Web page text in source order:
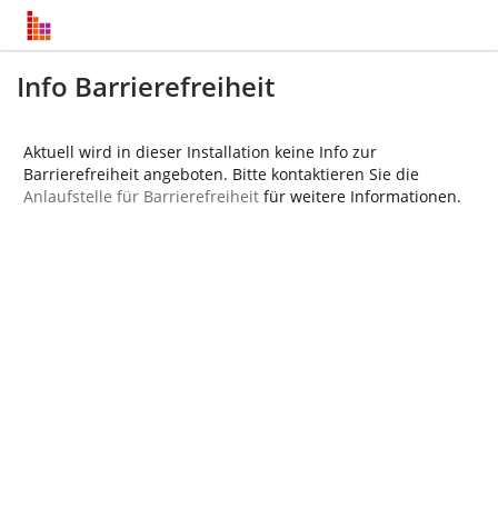
Info Barrierefreiheit
Aktuell wird in dieser Installation keine Info zur
Barrierefreiheit angeboten. Bitte kontaktieren Sie die
Anlaufstelle für Barrierefreiheit für weitere Informationen.